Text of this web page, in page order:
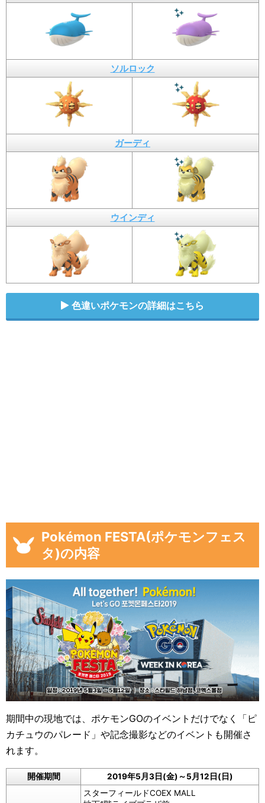
ソルロック
ガーディ
ウインディ
色違いポケモンの詳細はこちら
Pokémon FESTA(ポケモンフェス
タ)の内容
期間中の現地では、ポケモンGOのイベントだけでなく「ピ
カチュウのパレード」や記念撮影などのイベントも開催さ
れます。
開催期間
2019年5月3日(金)～5月12日(日)
スターフィールドCOEX MALL